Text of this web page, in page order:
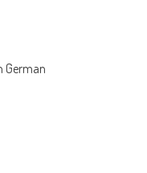
German